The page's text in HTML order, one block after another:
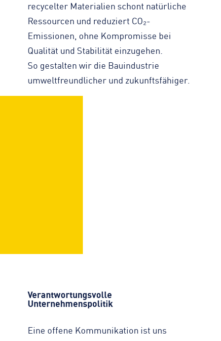
recycelter Materialien schont natürliche
Ressourcen und reduziert CO₂-
Emissionen, ohne Kompromisse bei
Qualität und Stabilität einzugehen.
So gestalten wir die Bauindustrie
umweltfreundlicher und zukunftsfähiger.
Verantwortungsvolle
Unternehmenspolitik
Eine offene Kommunikation ist uns